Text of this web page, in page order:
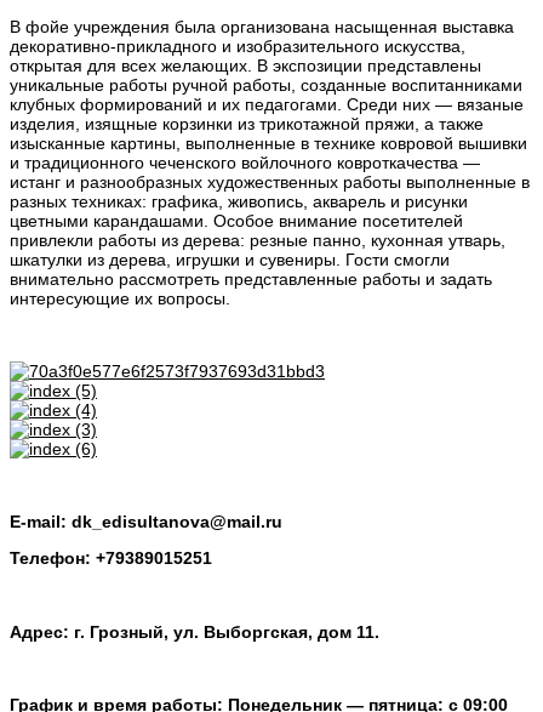
В фойе учреждения была организована насыщенная выставка
декоративно-прикладного и изобразительного искусства,
открытая для всех желающих. В экспозиции представлены
уникальные работы ручной работы, созданные воспитанниками
клубных формирований и их педагогами. Среди них — вязаные
изделия, изящные корзинки из трикотажной пряжи, а также
изысканные картины, выполненные в технике ковровой вышивки
и традиционного чеченского войлочного ковроткачества —
истанг и разнообразных художественных работы выполненные в
разных техниках: графика, живопись, акварель и рисунки
цветными карандашами. Особое внимание посетителей
привлекли работы из дерева: резные панно, кухонная утварь,
шкатулки из дерева, игрушки и сувениры. Гости смогли
внимательно рассмотреть представленные работы и задать
интересующие их вопросы.
E-mail: dk_edisultanova@mail.ru
Телефон: +79389015251
Адрес: г. Грозный, ул. Выборгская, дом 11.
График и время работы: Понедельник — пятница: с 09:00